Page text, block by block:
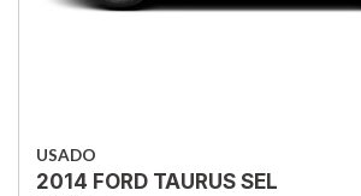
USADO
2014 FORD TAURUS SEL